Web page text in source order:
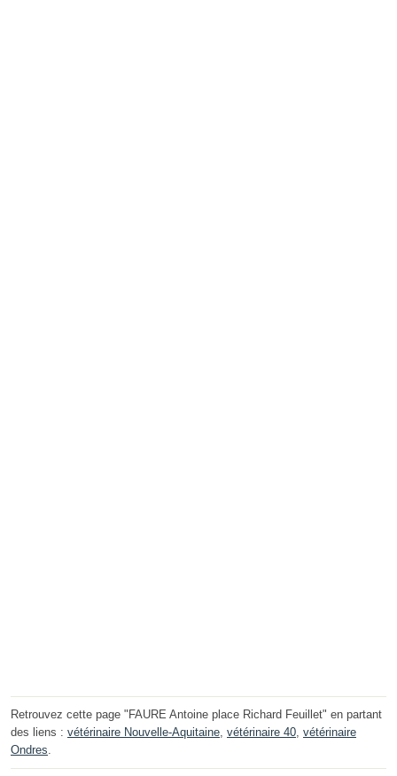
Retrouvez cette page "FAURE Antoine place Richard Feuillet" en partant
des liens : vétérinaire Nouvelle-Aquitaine, vétérinaire 40, vétérinaire
Ondres.